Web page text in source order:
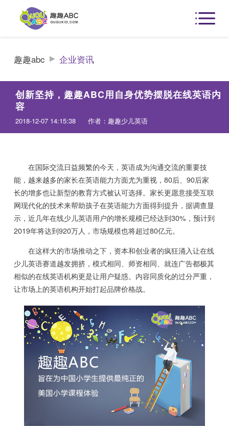
趣趣abc 企业资讯
创新坚持，趣趣ABC用自身优势摆脱在线英语内
容
2018-12-07 14:15:38 作者：趣趣少儿英语
在国际交流日益频繁的今天，英语成为沟通交流的重要技
能，越来越多的家长在英语能力方面尤为重视，80后、90后家
长的增多也让新型的教育方式被认可选择。家长更愿意接受互联
网现代化的技术来帮助孩子在英语能力方面得到提升，据调查显
示，近几年在线少儿英语用户的增长规模已经达到30%，预计到
2019年将达到920万人，市场规模也将超过80亿元。
在这样大的市场推动之下，资本和创业者的疯狂涌入让在线
少儿英语赛道越发拥挤，模式相同、师资相同、就连广告都极其
相似的在线英语机构更是让用户疑惑。内容同质化的过分严重，
让市场上的英语机构开始打起品牌价格战。